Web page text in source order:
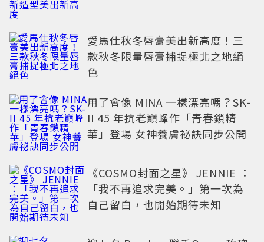
愛馬仕秋冬唇膏美出新高度！三
款秋冬限量唇膏捕捉極北之地絕
色
用了會像 MINA 一樣漂亮嗎？SK-
II 45 年抗老巔峰作「青春鎖精
華」登場 女神養膚祕訣同步公開
《COSMO封面之星》 JENNIE ：
「我不再追求完美。」第一次為
自己留白，也開始期待未知